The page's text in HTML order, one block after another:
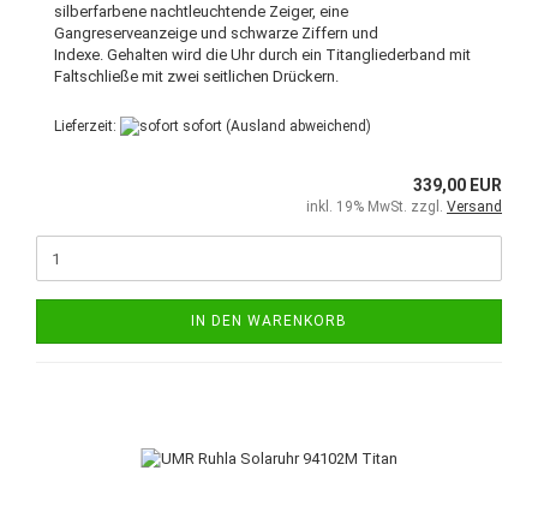
silberfarbene nachtleuchtende Zeiger, eine
Gangreserveanzeige und schwarze Ziffern und
Indexe. Gehalten wird die Uhr durch ein Titangliederband mit
Faltschließe mit zwei seitlichen Drückern.
Lieferzeit: sofort (Ausland abweichend)
339,00 EUR
inkl. 19% MwSt. zzgl. Versand
IN DEN WARENKORB